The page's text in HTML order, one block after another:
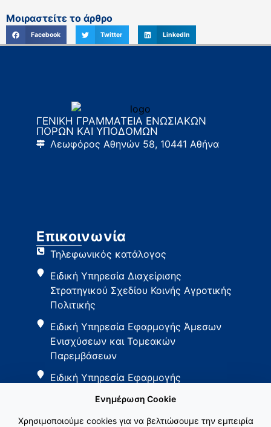
Μοιραστείτε το άρθρο
Facebook Twitter LinkedIn
ΓΕΝΙΚΗ ΓΡΑΜΜΑΤΕΙΑ ΕΝΩΣΙΑΚΩΝ
ΠΟΡΩΝ ΚΑΙ ΥΠΟΔΟΜΩΝ
Λεωφόρος Αθηνών 58, 10441 Αθήνα
Επικοινωνία
Τηλεφωνικός κατάλογος
Ειδική Υπηρεσία Διαχείρισης
Στρατηγικού Σχεδίου Κοινής Αγροτικής
Πολιτικής
Ειδική Υπηρεσία Εφαρμογής Άμεσων
Ενισχύσεων και Τομεακών
Παρεμβάσεων
Ειδική Υπηρεσία Εφαρμογής
Ενημέρωση Cookie
Χρησιμοποιούμε cookies για να βελτιώσουμε την εμπειρία